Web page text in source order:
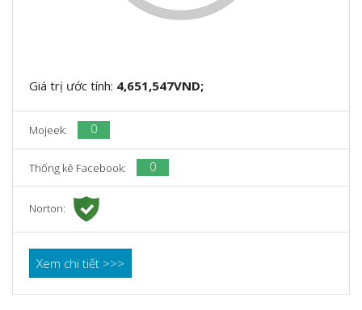
Giá trị ước tính: 4,651,547VND;
Mojeek: 0
Thống kê Facebook: 0
Norton:
Xem chi tiết >>>